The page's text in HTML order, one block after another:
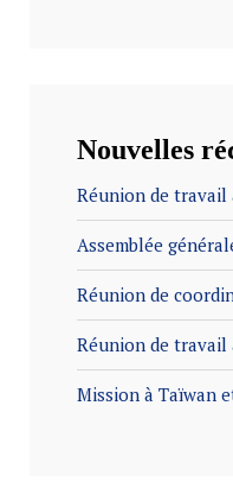
Nouvelles
Réunion de travail
Assemblée
Réunion de
Réunion de travail
Mission à Taïwan